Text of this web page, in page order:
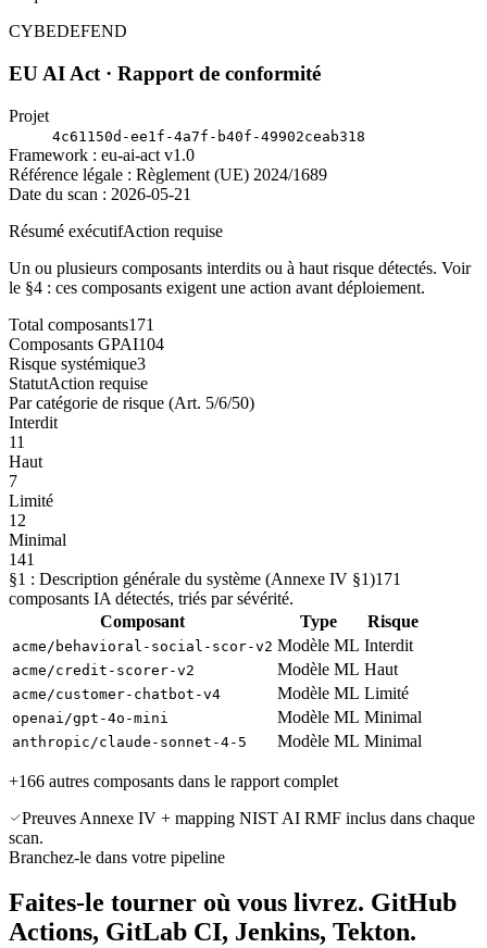
CYBEDEFEND
EU AI Act · Rapport de conformité
Projet
4c61150d-ee1f-4a7f-b40f-49902ceab318
Framework : eu-ai-act v1.0
Référence légale : Règlement (UE) 2024/1689
Date du scan : 2026-05-21
Résumé exécutifAction requise
Un ou plusieurs composants interdits ou à haut risque détectés. Voir
le §4 : ces composants exigent une action avant déploiement.
Total composants171
Composants GPAI104
Risque systémique3
StatutAction requise
Par catégorie de risque (Art. 5/6/50)
Interdit
11
Haut
7
Limité
12
Minimal
141
§1 : Description générale du système (Annexe IV §1)171
composants IA détectés, triés par sévérité.
Composant
Type Risque
acme/behavioral-social-scor-v2 Modèle ML Interdit
acme/credit-scorer-v2 Modèle ML Haut
acme/customer-chatbot-v4 Modèle ML Limité
openai/gpt-4o-mini Modèle ML Minimal
anthropic/claude-sonnet-4-5 Modèle ML Minimal
+166 autres composants dans le rapport complet
Preuves Annexe IV + mapping NIST AI RMF inclus dans chaque
scan.
Branchez-le dans votre pipeline
Faites-le tourner où vous livrez. GitHub
Actions, GitLab CI, Jenkins, Tekton.